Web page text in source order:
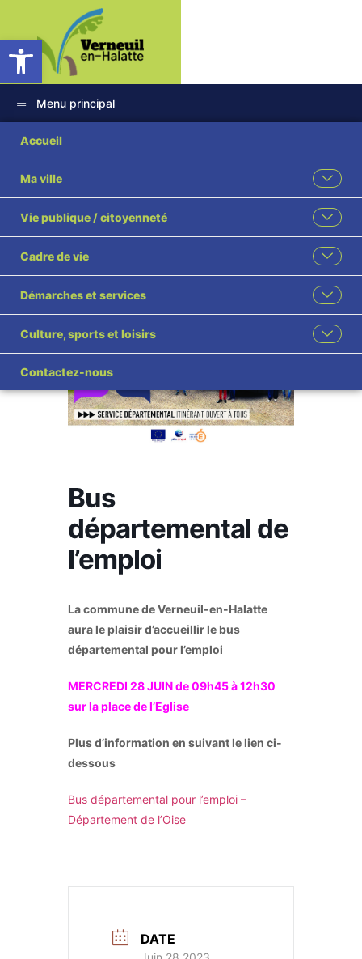
Ouvrir la barre d’outils
Menu principal
Accueil
Ma ville
Vie publique / citoyenneté
Cadre de vie
Démarches et services
Culture, sports et loisirs
Contactez-nous
Bus
départemental de
l’emploi
La commune de Verneuil-en-Halatte
aura le plaisir d’accueillir le bus
départemental pour l’emploi
MERCREDI 28 JUIN de 09h45 à 12h30
sur la place de l’Eglise
Plus d’information en suivant le lien ci-
dessous
Bus départemental pour l’emploi –
Département de l’Oise
DATE